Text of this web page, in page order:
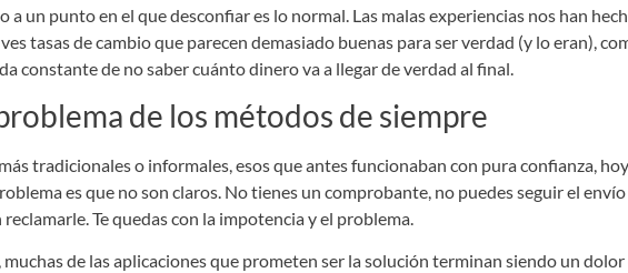
a un punto en el que desconfiar es lo normal. Las malas experiencias nos han
tasas de cambio que parecen demasiado buenas para ser verdad (y lo eran),
constante de no saber cuánto dinero va a llegar de verdad al final.
de los métodos de siempre
tradicionales o informales, esos que antes funcionaban con pura confianza,
es que no son claros. No tienes un comprobante, no puedes seguir el envío
Te quedas con la impotencia y el problema.
de las aplicaciones que prometen ser la solución terminan siendo un dolor